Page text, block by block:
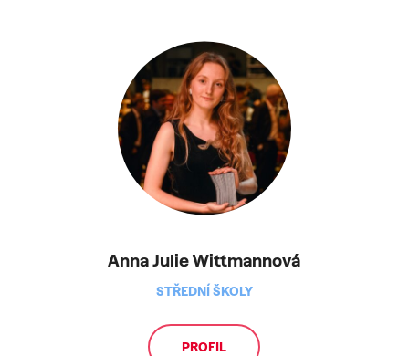
Anna Julie Wittmannová
STŘEDNÍ ŠKOLY
PROFIL